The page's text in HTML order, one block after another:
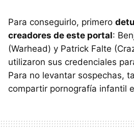
Para conseguirlo, primero
creadores de este portal:
(Warhead) y Patrick Falte
utilizaron sus credenciales
Para no levantar sospechas,
compartir pornografía infantil